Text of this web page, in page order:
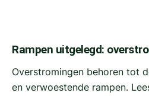
Rampen uitgelegd:
Overstromingen behoren tot
en verwoestende rampen.